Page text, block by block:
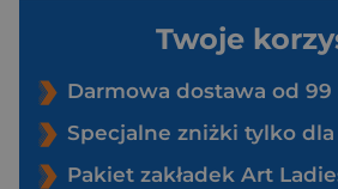
Twoje
Darmowa dostawa od 99
Specjalne zniżki tylko
Pakiet zakładek Art